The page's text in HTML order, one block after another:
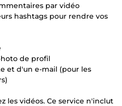
par vidéo
hashtags pour rendre vos
de profil
et d'un e-mail (pour les
les vidéos. Ce service n'inclut